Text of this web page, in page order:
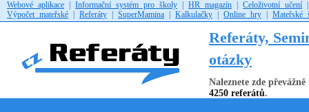
Webové aplikace Informační systém pro školy HR magazín Celoživotní učení
Výpočet mateřské
Referáty SuperMamina Kalkulačky Online hry Mateřské
Referáty,
otázky
Naleznete zde
4250 referátů.